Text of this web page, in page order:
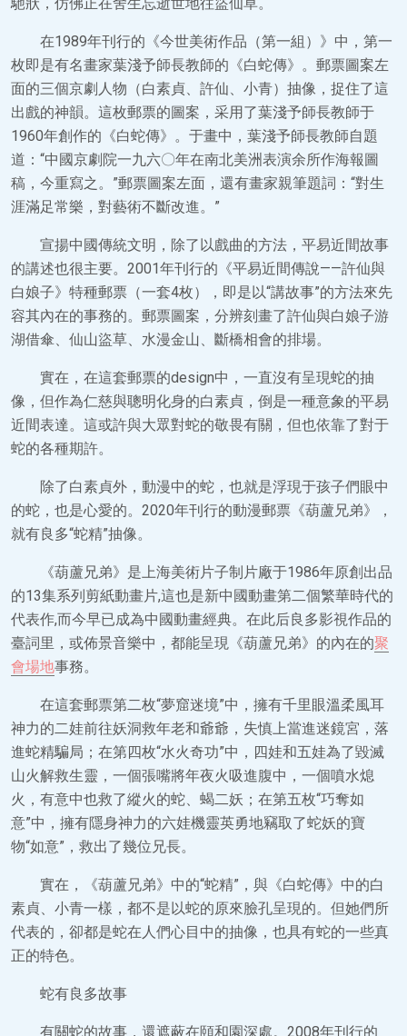
在1989年刊行的《今世美術作品（第一組）》中，第一
枚即是有名畫家葉淺予師長教師的《白蛇傳》。郵票圖案左
面的三個京劇人物（白素貞、許仙、小青）抽像，捉住了這
出戲的神韻。這枚郵票的圖案，采用了葉淺予師長教師于
1960年創作的《白蛇傳》。于畫中，葉淺予師長教師自題
道：“中國京劇院一九六〇年在南北美洲表演余所作海報圖
稿，今重寫之。”郵票圖案左面，還有畫家親筆題詞：“對生
涯滿足常樂，對藝術不斷改進。”
宣揚中國傳統文明，除了以戲曲的方法，平易近間故事
的講述也很主要。2001年刊行的《平易近間傳說——許仙與
白娘子》特種郵票（一套4枚），即是以“講故事”的方法來先
容其內在的事務的。郵票圖案，分辨刻畫了許仙與白娘子游
湖借傘、仙山盜草、水漫金山、斷橋相會的排場。
實在，在這套郵票的design中，一直沒有呈現蛇的抽
像，但作為仁慈與聰明化身的白素貞，倒是一種意象的平易
近間表達。這或許與大眾對蛇的敬畏有關，但也依靠了對于
蛇的各種期許。
除了白素貞外，動漫中的蛇，也就是浮現于孩子們眼中
的蛇，也是心愛的。2020年刊行的動漫郵票《葫蘆兄弟》，
就有良多“蛇精”抽像。
《葫蘆兄弟》是上海美術片子制片廠于1986年原創出品
的13集系列剪紙動畫片,這也是新中國動畫第二個繁華時代的
代表作,而今早已成為中國動畫經典。在此后良多影視作品的
臺詞里，或佈景音樂中，都能呈現《葫蘆兄弟》的內在的聚
會場地事務。
在這套郵票第二枚“夢窟迷境”中，擁有千里眼溫柔風耳
神力的二娃前往妖洞救年老和爺爺，失慎上當進迷鏡宮，落
進蛇精騙局；在第四枚“水火奇功”中，四娃和五娃為了毀滅
山火解救生靈，一個張嘴將年夜火吸進腹中，一個噴水熄
火，有意中也救了縱火的蛇、蝎二妖；在第五枚“巧奪如
意”中，擁有隱身神力的六娃機靈英勇地竊取了蛇妖的寶
物“如意”，救出了幾位兄長。
實在，《葫蘆兄弟》中的“蛇精”，與《白蛇傳》中的白
素貞、小青一樣，都不是以蛇的原來臉孔呈現的。但她們所
代表的，卻都是蛇在人們心目中的抽像，也具有蛇的一些真
正的特色。
蛇有良多故事
有關蛇的故事，還遮蔽在頤和園深處。2008年刊行的